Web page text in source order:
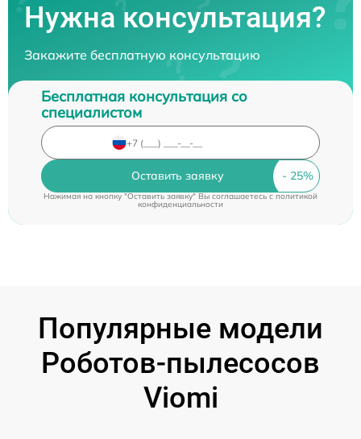
Нужна консультация?
Закажите бесплатную консультацию
Бесплатная консультация со
специалистом
Оставить заявку
Нажимая на кнопку "Оставить заявку" Вы соглашаетесь c политикой
конфиденциальности
Популярные модели
Роботов-пылесосов
Viomi